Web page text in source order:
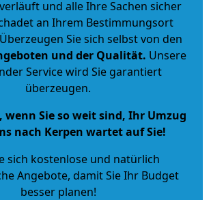
und alle Ihre Sachen sicher
an Ihrem Bestimmungsort
Sie sich selbst von den
und der Qualität. Unsere
Service wird Sie garantiert
überzeugen.
wenn Sie so weit sind, Ihr Umzug
nach Kerpen wartet auf Sie!
sich kostenlose und natürlich
Angebote, damit Sie Ihr Budget
besser planen!